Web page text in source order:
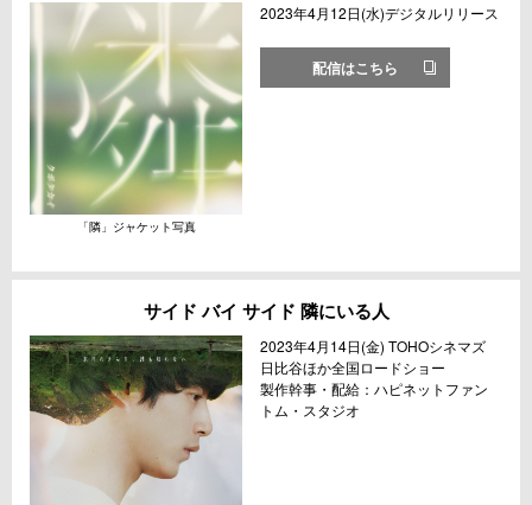
「隣」ジャケット写真
2023年4月12日(水)デジタルリリース
配信はこちら
サイド バイ サイド 隣にいる人
2023年4月14日(金) TOHOシネマズ
日比谷ほか全国ロードショー
製作幹事・配給：ハピネットファン
トム・スタジオ